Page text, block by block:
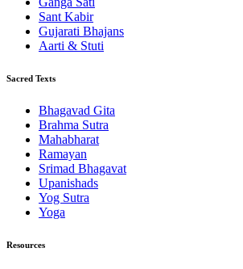
Sant Kabir
Gujarati Bhajans
Aarti & Stuti
Sacred Texts
Bhagavad Gita
Brahma Sutra
Mahabharat
Ramayan
Srimad Bhagavat
Upanishads
Yog Sutra
Yoga
Resources